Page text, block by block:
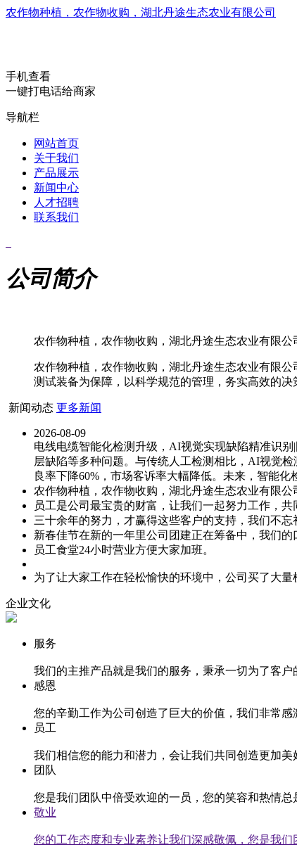
农作物种植，农作物收购，湖北丹途生态农业有限公司
手机查看
一键打电话给商家
导航栏
网站首页
关于我们
产品展示
新闻中心
人才招聘
联系我们
公司简介
农作物种植，农作物收购，湖北丹途生态农业有限公
农作物种植，农作物收购，湖北丹途生态农业有限
测试装备为保障，以科学规范的管理，务实高效的
新闻动态 更多新闻
2026-08-09
电线电缆智能化检测升级，AI视觉实现缺陷精准识
层缺陷等多种问题。与传统人工检测相比，AI视觉
良率下降60%，市场客诉率大幅降低。未来，智能
农作物种植，农作物收购，湖北丹途生态农业有限公
员工是公司最宝贵的财富，让我们一起努力工作，共
三十余年的努力，才赢得这些客户的支持，我们不忘
新春佳节在新的一年里公司团建正在筹备中，我们的
员工食堂24小时营业方便大家加班。
为了让大家工作在轻松愉快的环境中，公司买了大
企业文化
服务
我们的主推产品就是我们的服务，秉承一切为了客户
感恩
您的辛勤工作为公司创造了巨大的价值，我们非常感
员工
我们相信您的能力和潜力，会让我们共同创造更加美
团队
您是我们团队中倍受欢迎的一员，您的笑容和热情总
敬业
您的工作态度和专业素养让我们深感敬佩，您是我们